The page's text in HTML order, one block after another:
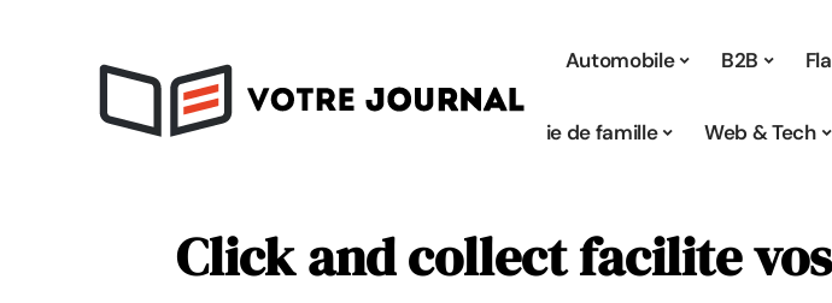
Automobile B2B
Vie de famille Web & Tech
Click and collect facilite